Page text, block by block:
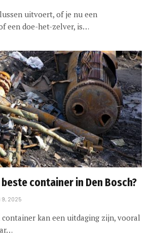
uitvoert, of je nu een
een doe-het-zelver, is…
container in Den Bosch?
9, 2025
kan een uitdaging zijn, vooral